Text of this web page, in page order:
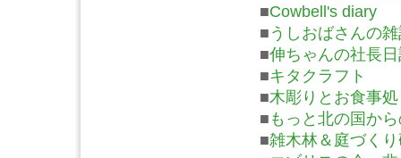
■Cowbell's diary
■ うしおばさんの
■伸ちゃんの社長
■キタクラフト
■木彫りとお食事
■ もっと北の国か
■雑木林＆庭づく